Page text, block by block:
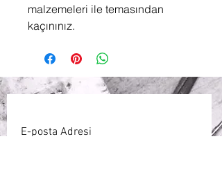
malzemeleri ile temasından
kaçınınız.